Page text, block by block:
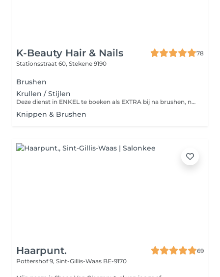
K-Beauty Hair & Nails
78
Stationsstraat 60, Stekene 9190
Brushen
Krullen / Stijlen
Deze dienst in ENKEL te boeken als EXTRA bij na brushen, na kleuren & brushen of na balayage & brushen. NIET apart te boeken. NIET te boeken als APARTE dienst.
Knippen & Brushen
Haarpunt.
69
Pottershof 9, Sint-Gillis-Waas BE-9170